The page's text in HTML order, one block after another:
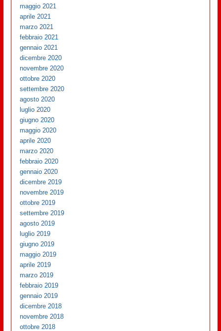
maggio 2021
aprile 2021
marzo 2021
febbraio 2021
gennaio 2021
dicembre 2020
novembre 2020
ottobre 2020
settembre 2020
agosto 2020
luglio 2020
giugno 2020
maggio 2020
aprile 2020
marzo 2020
febbraio 2020
gennaio 2020
dicembre 2019
novembre 2019
ottobre 2019
settembre 2019
agosto 2019
luglio 2019
giugno 2019
maggio 2019
aprile 2019
marzo 2019
febbraio 2019
gennaio 2019
dicembre 2018
novembre 2018
ottobre 2018